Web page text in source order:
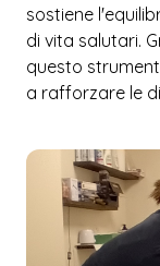
sostiene
di vita salutari.
questo
a rafforzare le